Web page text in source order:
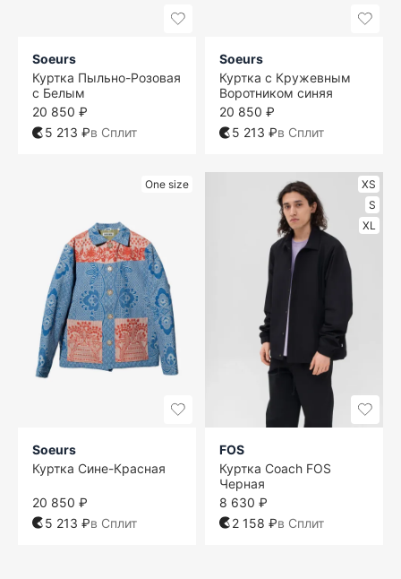
Soeurs
Куртка Пыльно-Розовая
с Белым
20 850 ₽
5 213 ₽в Сплит
Soeurs
Куртка с Кружевным
Воротником синяя
20 850 ₽
5 213 ₽в Сплит
One size
Soeurs
Куртка Сине-Красная
20 850 ₽
5 213 ₽в Сплит
XS
S
XL
FOS
Куртка Coach FOS
Черная
8 630 ₽
2 158 ₽в Сплит